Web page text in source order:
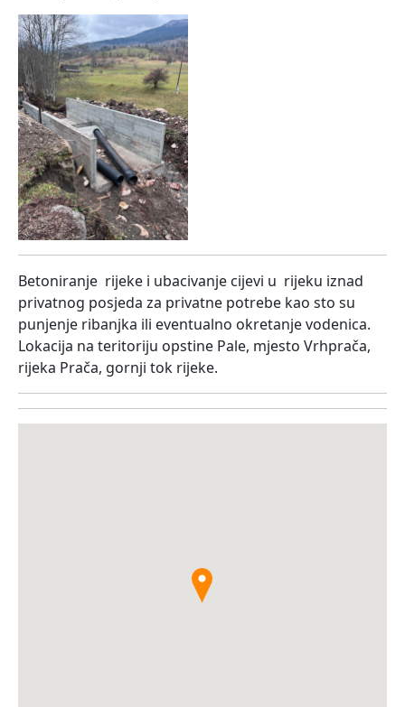
Betoniranje rijeke i ubacivanje cijevi u rijeku iznad
privatnog posjeda za privatne potrebe kao sto su
punjenje ribanjka ili eventualno okretanje vodenica.
Lokacija na teritoriju opstine Pale, mjesto Vrhprača,
rijeka Prača, gornji tok rijeke.